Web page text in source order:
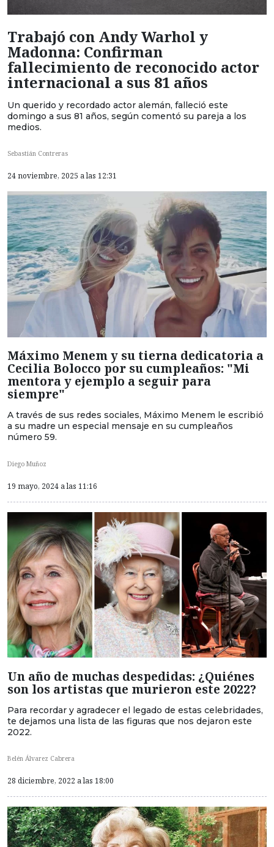
Trabajó con Andy Warhol y
Madonna: Confirman
fallecimiento de reconocido actor
internacional a sus 81 años
Un querido y recordado actor alemán, falleció este
domingo a sus 81 años, según comentó su pareja a los
medios.
Sebastián Contreras
24 noviembre, 2025 a las 12:31
Máximo Menem y su tierna dedicatoria a
Cecilia Bolocco por su cumpleaños: "Mi
mentora y ejemplo a seguir para
siempre"
A través de sus redes sociales, Máximo Menem le escribió
a su madre un especial mensaje en su cumpleaños
número 59.
Diego Muñoz
19 mayo, 2024 a las 11:16
Un año de muchas despedidas: ¿Quiénes
son los artistas que murieron este 2022?
Para recordar y agradecer el legado de estas celebridades,
te dejamos una lista de las figuras que nos dejaron este
2022.
Belén Álvarez Cabrera
28 diciembre, 2022 a las 18:00